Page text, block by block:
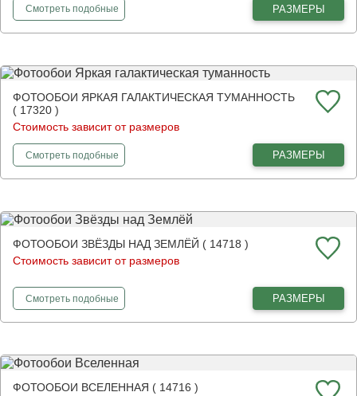
Смотретьфотообои
подобные РАЗМЕРЫ
ФОТООБОИ ЯРКАЯ ГАЛАКТИЧЕСКАЯ ТУМАННОСТЬ
( 17320 )
Стоимость зависит от размеров
Смотретьфотообои
подобные РАЗМЕРЫ
ФОТООБОИ ЗВЁЗДЫ НАД ЗЕМЛЁЙ ( 14718 )
Стоимость зависит от размеров
Смотретьфотообои
подобные РАЗМЕРЫ
ФОТООБОИ ВСЕЛЕННАЯ ( 14716 )